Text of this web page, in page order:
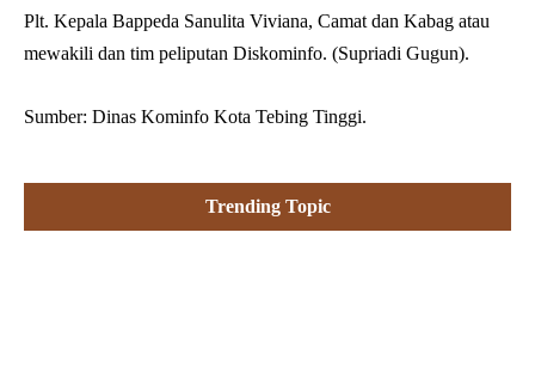
Plt. Kepala Bappeda Sanulita Viviana, Camat dan Kabag atau
mewakili dan tim peliputan Diskominfo. (Supriadi Gugun).
Sumber: Dinas Kominfo Kota Tebing Tinggi.
Trending Topic